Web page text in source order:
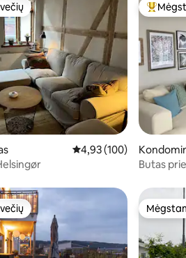
Vidutinis įvertinimas:
4,93 (100)
Svečių
Butas